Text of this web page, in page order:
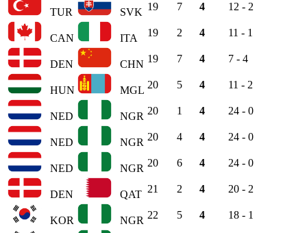
TUR SVK 19 7 4 12 - 2
CAN ITA 19 2 4 11 - 1
DEN CHN 19 7 4 7 - 4
HUN MGL 20 5 4 11 - 2
NED NGR 20 1 4 24 - 0
NED NGR 20 4 4 24 - 0
NED NGR 20 6 4 24 - 0
DEN QAT 21 2 4 20 - 2
KOR NGR 22 5 4 18 - 1